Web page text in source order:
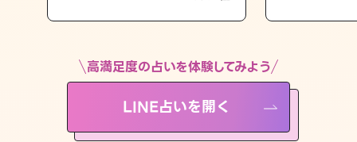
LINE占いを開く
※LINEアプリ内のサービスページへ遷移します
高満足度の占いを体験してみよう
LINE占いを開く